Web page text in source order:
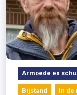
15/06/2026
Pointer-
Arjan en
Armoede en
Bijstand In de